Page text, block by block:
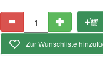
Zur Wunschliste